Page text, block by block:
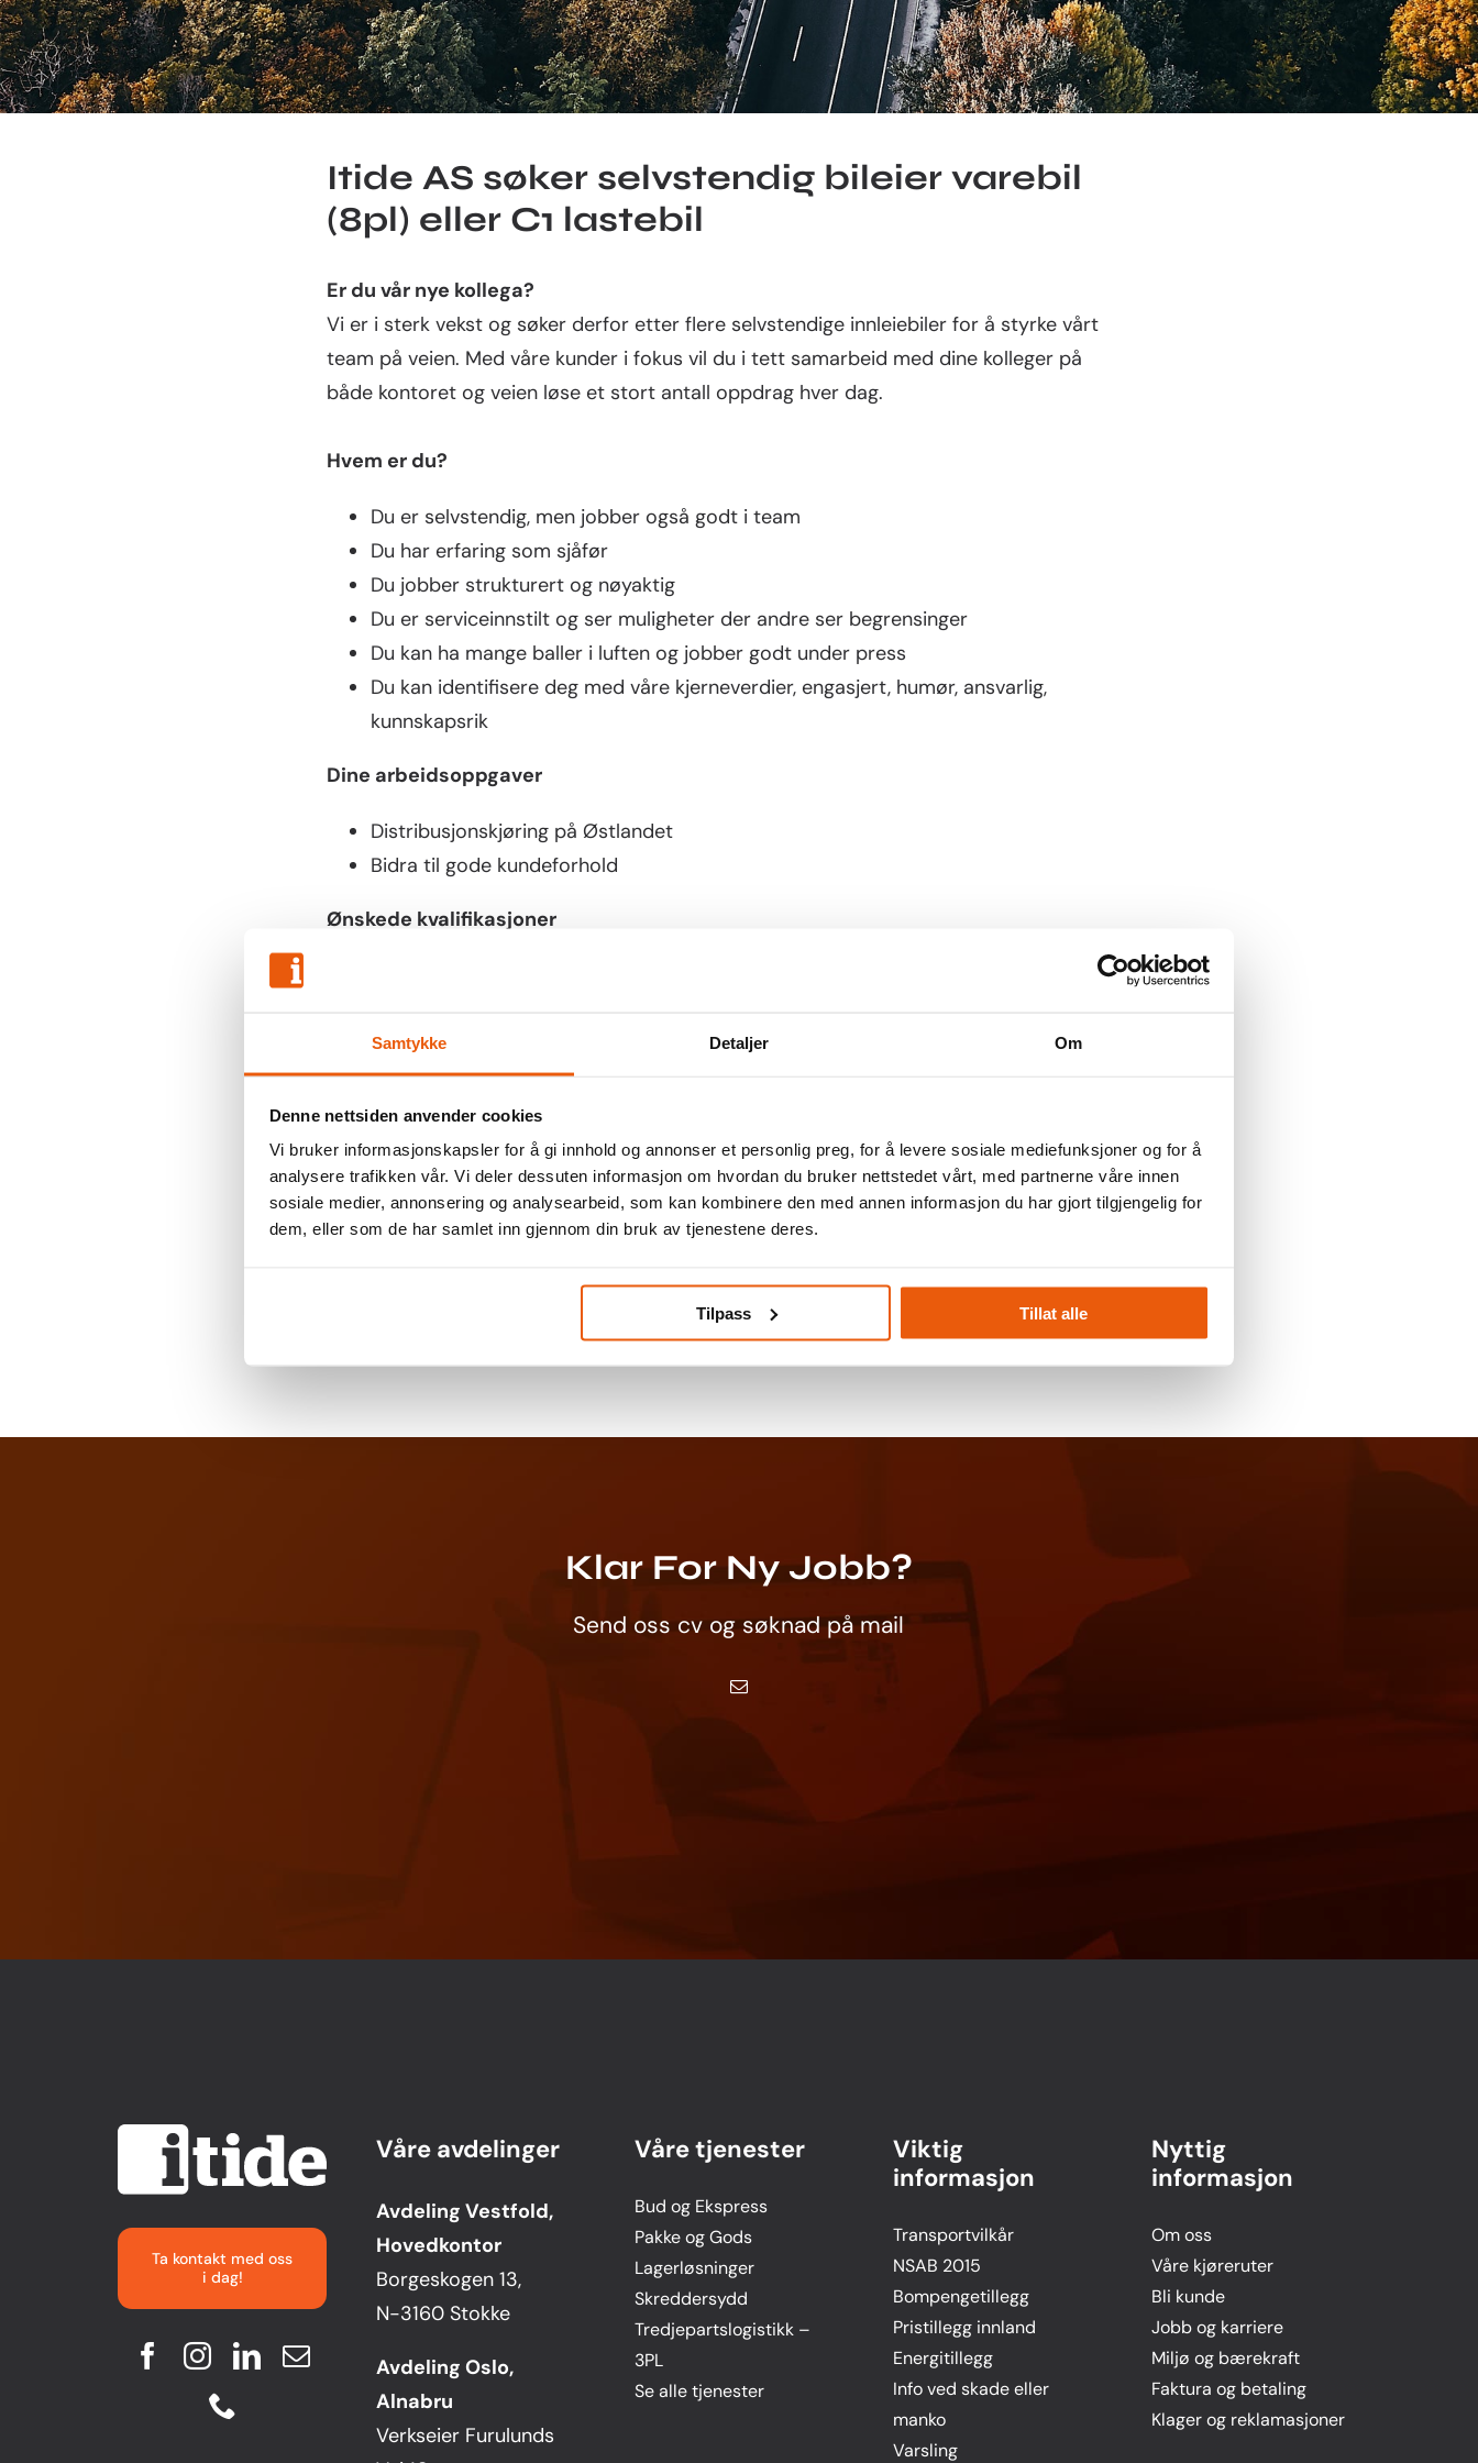
Samtykke Detaljer Om
Denne nettsiden anvender cookies
Vi bruker informasjonskapsler for å gi innhold og annonser et personlig preg, for å levere sosiale mediefunksjoner og for å
analysere trafikken vår. Vi deler dessuten informasjon om hvordan du bruker nettstedet vårt, med partnerne våre innen
sosiale medier, annonsering og analysearbeid, som kan kombinere den med annen informasjon du har gjort tilgjengelig for
dem, eller som de har samlet inn gjennom din bruk av tjenestene deres.
Tilpass Tillat alle
Itide AS søker selvstendig bileier varebil
(8pl) eller C1 lastebil
Er du vår nye kollega?
Vi er i sterk vekst og søker derfor etter flere selvstendige innleiebiler for å styrke vårt
team på veien. Med våre kunder i fokus vil du i tett samarbeid med dine kolleger på
både kontoret og veien løse et stort antall oppdrag hver dag.
Hvem er du?
Du er selvstendig, men jobber også godt i team
Du har erfaring som sjåfør
Du jobber strukturert og nøyaktig
Du er serviceinnstilt og ser muligheter der andre ser begrensinger
Du kan ha mange baller i luften og jobber godt under press
Du kan identifisere deg med våre kjerneverdier, engasjert, humør, ansvarlig,
kunnskapsrik
Dine arbeidsoppgaver
Distribusjonskjøring på Østlandet
Bidra til gode kundeforhold
Ønskede kvalifikasjoner
Gode norsk kunnskaper skriftlig og muntlig
Kurs og kompetanse tilhørende bransje
Et spennende selskap i vekst
Godt arbeidsmiljø og hyggelige kolleger
Er dette interessant? Da håper vi å høre fra DEG!
Klar For Ny Jobb?
Send oss cv og søknad på mail
Ta kontakt med oss
i dag!
Våre avdelinger
Avdeling Vestfold,
Hovedkontor
Borgeskogen 13,
N-3160 Stokke
Avdeling Oslo,
Alnabru
Verkseier Furulunds
Våre tjenester
Bud og Ekspress
Pakke og Gods
Lagerløsninger
Skreddersydd
Tredjepartslogistikk –
3PL
Se alle tjenester
Viktig
informasjon
Transportvilkår
NSAB 2015
Bompengetillegg
Pristillegg innland
Energitillegg
Info ved skade eller
manko
Varsling
Nyttig
informasjon
Om oss
Våre kjøreruter
Bli kunde
Jobb og karriere
Miljø og bærekraft
Faktura og betaling
Klager og reklamasjoner